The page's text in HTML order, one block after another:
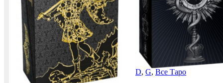
D, G, Все Таро